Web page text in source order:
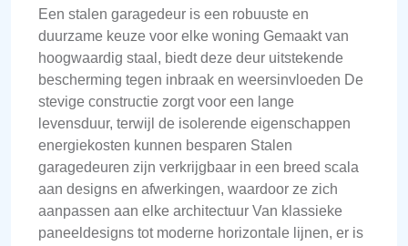
Een stalen garagedeur is een robuuste en
duurzame keuze voor elke woning Gemaakt van
hoogwaardig staal, biedt deze deur uitstekende
bescherming tegen inbraak en weersinvloeden De
stevige constructie zorgt voor een lange
levensduur, terwijl de isolerende eigenschappen
energiekosten kunnen besparen Stalen
garagedeuren zijn verkrijgbaar in een breed scala
aan designs en afwerkingen, waardoor ze zich
aanpassen aan elke architectuur Van klassieke
paneeldesigns tot moderne horizontale lijnen, er is